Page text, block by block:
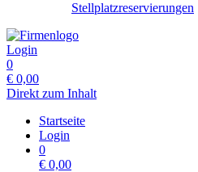
Stellplatzreservierungen
Login
0
€ 0,00
Direkt zum Inhalt
Startseite
Login
0
€ 0,00